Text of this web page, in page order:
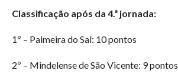
Classificação após da 4.ª jornada:
1º – Palmeira do Sal: 10 pontos
2º – Mindelense de São Vicente: 9 pontos